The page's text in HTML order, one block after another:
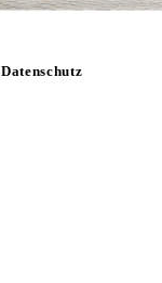
Datenschutz